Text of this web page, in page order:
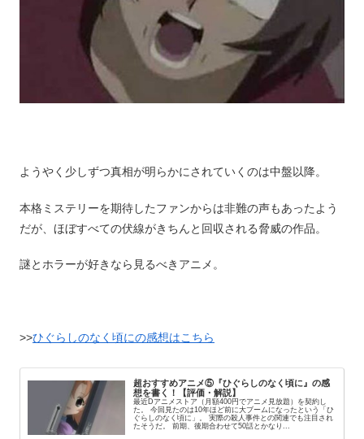
ようやく少しずつ真相が明らかにされていくのは中盤以降。
本格ミステリーを期待したファンからは非難の声もあったよう
だが、ほぼすべての伏線がきちんと回収される脅威の作品。
謎とホラーが好きなら見るべきアニメ。
>>ひぐらしのなく頃にの感想はこちら
超おすすめアニメ⑤『ひぐらしのなく頃に』の感
想を書く！【評価・解説】
最近Dアニメストア（月額400円でアニメ見放題）を契約し
た。 今回見たのは10年ほど前に大ブームになったという「ひ
ぐらしのなく頃に」。 実際の殺人事件との関連でも注目され
たそうだ。 前期、後期合わせて50話とかなり...